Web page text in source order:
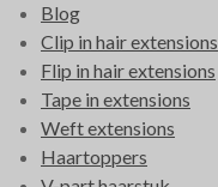
Blog
Clip in hair extensions
Flip in hair extensions
Tape in extensions
Weft extensions
Haartoppers